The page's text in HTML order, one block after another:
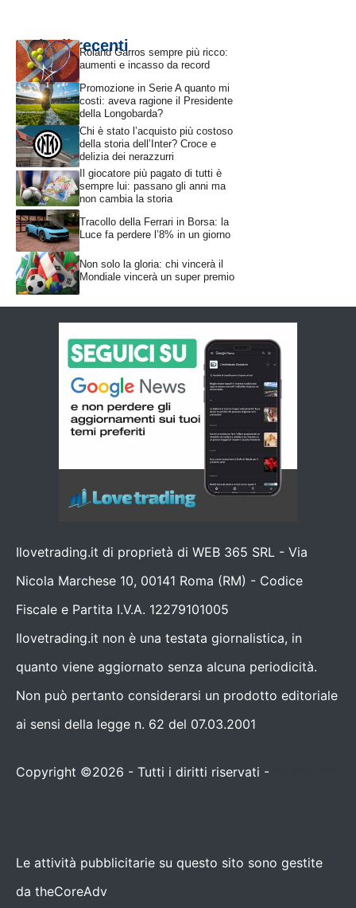
Articoli recentiRoland Garros sempre più ricco:
aumenti e incasso da record
Promozione in Serie A quanto mi
costi: aveva ragione il Presidente
della Longobarda?
Chi è stato l’acquisto più costoso
della storia dell’Inter? Croce e
delizia dei nerazzurri
Il giocatore più pagato di tutti è
sempre lui: passano gli anni ma
non cambia la storia
Tracollo della Ferrari in Borsa: la
Luce fa perdere l’8% in un giorno
Non solo la gloria: chi vincerà il
Mondiale vincerà un super premio
Ilovetrading.it di proprietà di WEB 365 SRL - Via
Nicola Marchese 10, 00141 Roma (RM) - Codice
Fiscale e Partita I.V.A. 12279101005
Ilovetrading.it non è una testata giornalistica, in
quanto viene aggiornato senza alcuna periodicità.
Non può pertanto considerarsi un prodotto editoriale
ai sensi della legge n. 62 del 07.03.2001
Copyright ©2026 - Tutti i diritti riservati -
Le attività pubblicitarie su questo sito sono gestite
da theCoreAdv